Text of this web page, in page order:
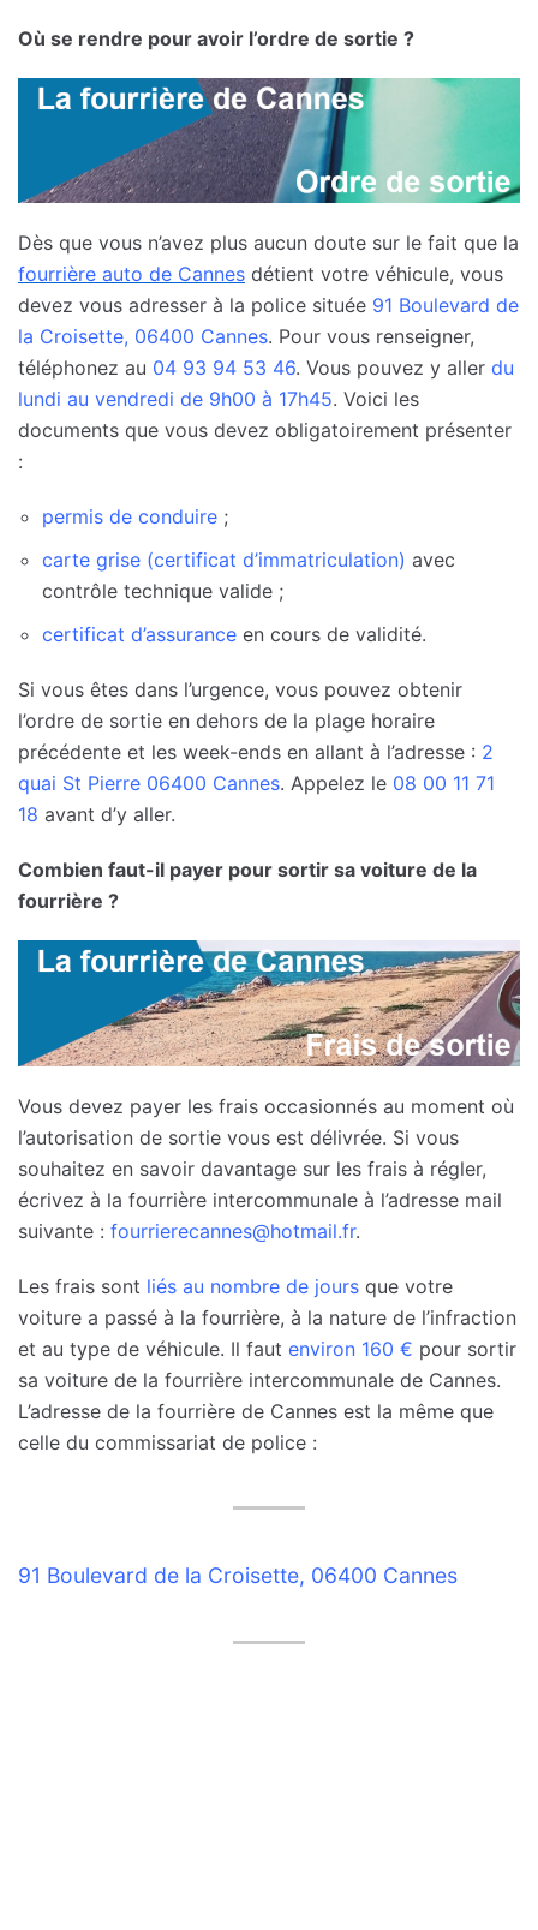
Où se rendre pour avoir l’ordre de sortie ?
Dès que vous n’avez plus aucun doute sur le fait que la
fourrière auto de Cannes détient votre véhicule, vous
devez vous adresser à la police située 91 Boulevard de
la Croisette, 06400 Cannes. Pour vous renseigner,
téléphonez au 04 93 94 53 46. Vous pouvez y aller du
lundi au vendredi de 9h00 à 17h45. Voici les
documents que vous devez obligatoirement présenter
:
permis de conduire ;
carte grise (certificat d’immatriculation) avec
contrôle technique valide ;
certificat d’assurance en cours de validité.
Si vous êtes dans l’urgence, vous pouvez obtenir
l’ordre de sortie en dehors de la plage horaire
précédente et les week-ends en allant à l’adresse : 2
quai St Pierre 06400 Cannes. Appelez le 08 00 11 71
18 avant d’y aller.
Combien faut-il payer pour sortir sa voiture de la
fourrière ?
Vous devez payer les frais occasionnés au moment où
l’autorisation de sortie vous est délivrée. Si vous
souhaitez en savoir davantage sur les frais à régler,
écrivez à la fourrière intercommunale à l’adresse mail
suivante : fourrierecannes@hotmail.fr.
Les frais sont liés au nombre de jours que votre
voiture a passé à la fourrière, à la nature de l’infraction
et au type de véhicule. Il faut environ 160 € pour sortir
sa voiture de la fourrière intercommunale de Cannes.
L’adresse de la fourrière de Cannes est la même que
celle du commissariat de police :
91 Boulevard de la Croisette, 06400 Cannes